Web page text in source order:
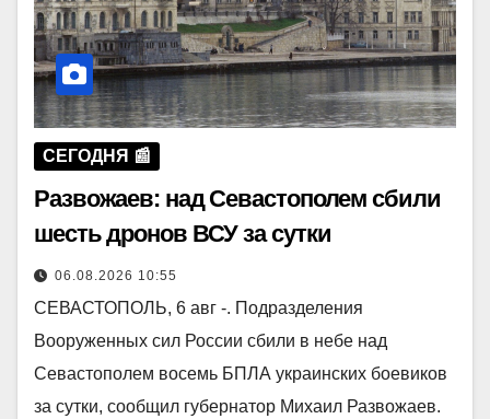
СЕГОДНЯ 📰
Развожаев: над Севастополем сбили
шесть дронов ВСУ за сутки
06.08.2026 10:55
СЕВАСТОПОЛЬ, 6 авг -. Подразделения
Вооруженных сил России сбили в небе над
Севастополем восемь БПЛА украинских боевиков
за сутки, сообщил губернатор Михаил Развожаев.